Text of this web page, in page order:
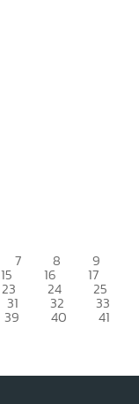
7 8 9
15 16 17
23 24 25
31 32 33
39 40 41